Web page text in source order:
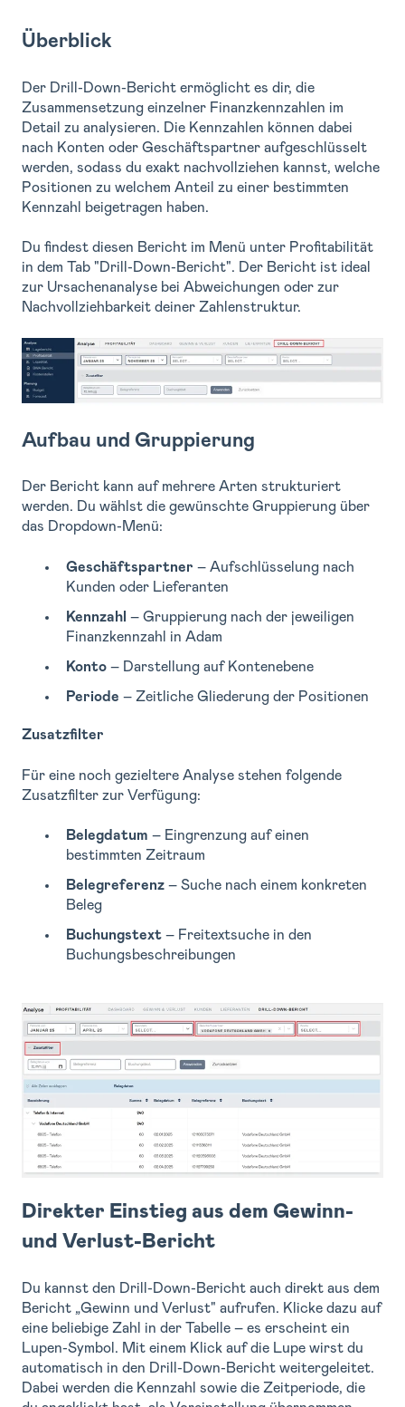
Überblick
Der Drill-Down-Bericht ermöglicht es dir, die
Zusammensetzung einzelner Finanzkennzahlen im
Detail zu analysieren. Die Kennzahlen können dabei
nach Konten oder Geschäftspartner aufgeschlüsselt
werden, sodass du exakt nachvollziehen kannst, welche
Positionen zu welchem Anteil zu einer bestimmten
Kennzahl beigetragen haben.
Du findest diesen Bericht im Menü unter Profitabilität
in dem Tab "Drill-Down-Bericht". Der Bericht ist ideal
zur Ursachenanalyse bei Abweichungen oder zur
Nachvollziehbarkeit deiner Zahlenstruktur.
Aufbau und Gruppierung
Der Bericht kann auf mehrere Arten strukturiert
werden. Du wählst die gewünschte Gruppierung über
das Dropdown-Menü:
Geschäftspartner – Aufschlüsselung nach
Kunden oder Lieferanten
Kennzahl – Gruppierung nach der jeweiligen
Finanzkennzahl in Adam
Konto – Darstellung auf Kontenebene
Periode – Zeitliche Gliederung der Positionen
Zusatzfilter
Für eine noch gezieltere Analyse stehen folgende
Zusatzfilter zur Verfügung:
Belegdatum – Eingrenzung auf einen
bestimmten Zeitraum
Belegreferenz – Suche nach einem konkreten
Beleg
Buchungstext – Freitextsuche in den
Buchungsbeschreibungen
Direkter Einstieg aus dem Gewinn-
und Verlust-Bericht
Du kannst den Drill-Down-Bericht auch direkt aus dem
Bericht „Gewinn und Verlust" aufrufen. Klicke dazu auf
eine beliebige Zahl in der Tabelle – es erscheint ein
Lupen-Symbol. Mit einem Klick auf die Lupe wirst du
automatisch in den Drill-Down-Bericht weitergeleitet.
Dabei werden die Kennzahl sowie die Zeitperiode, die